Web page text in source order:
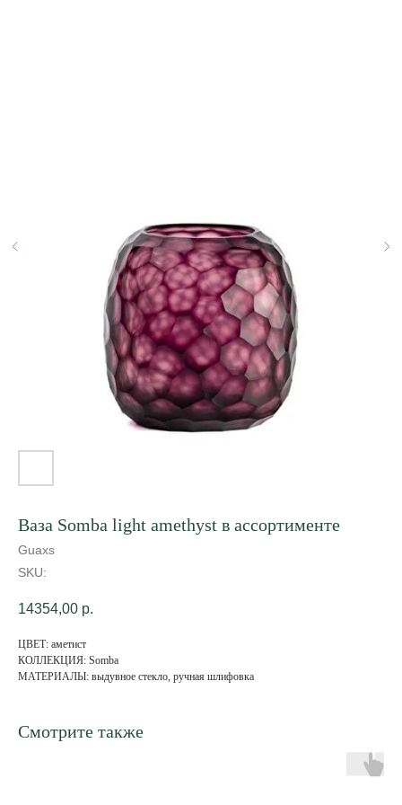
Ваза Somba light amethyst в ассортименте
Guaxs
SKU:
14354,00 р.
ЦВЕТ: аметист
КОЛЛЕКЦИЯ: Somba
МАТЕРИАЛЫ: выдувное стекло, ручная шлифовка
Смотрите также